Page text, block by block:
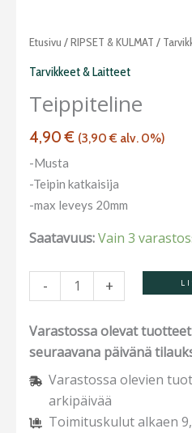
Etusivu /RIPSET & KULMAT /
Tarvikkeet & Laitteet
Teippiteline
4,90€ (3,90€ alv. 0%)
-Musta
-Teipin katkaisija
-max leveys 20mm
Saatavuus:Vain 3
-
Teippiteline
määrä
+
Varastossa olevat
seuraavana päivänä
Varastossa olevien
arkipäivää
Toimituskulut alkaen